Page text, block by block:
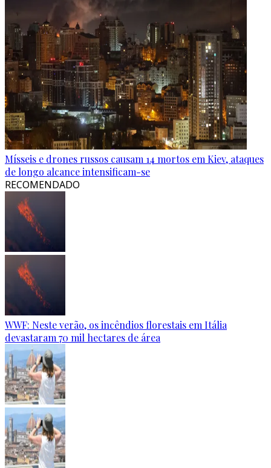
Mísseis e drones russos causam 14 mortos em Kiev, ataques
de longo alcance intensificam-se
RECOMENDADO
WWF: Neste verão, os incêndios florestais em Itália
devastaram 70 mil hectares de área